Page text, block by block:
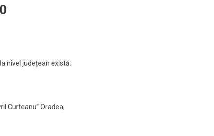
nivel județean există:
Curteanu” Oradea;